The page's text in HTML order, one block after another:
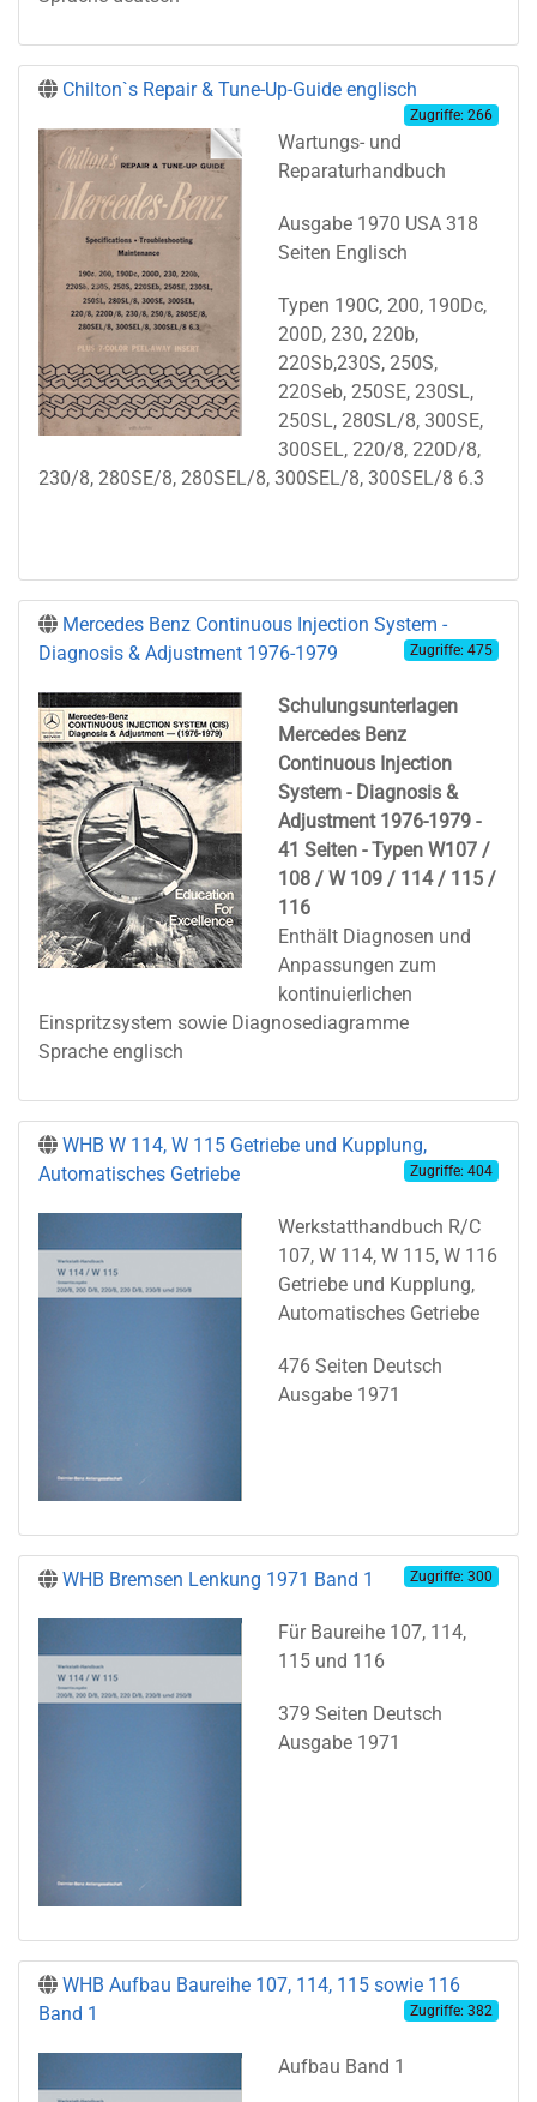
Chilton`s Repair & Tune-Up-Guide englisch
Zugriffe: 266
Wartungs- und
Reparaturhandbuch
Ausgabe 1970 USA 318
Seiten Englisch
Typen 190C, 200, 190Dc,
200D, 230, 220b,
220Sb,230S, 250S,
220Seb, 250SE, 230SL,
250SL, 280SL/8, 300SE,
300SEL, 220/8, 220D/8,
230/8, 280SE/8, 280SEL/8, 300SEL/8, 300SEL/8 6.3
Mercedes Benz Continuous Injection System -
Diagnosis & Adjustment 1976-1979
Zugriffe: 475
Schulungsunterlagen
Mercedes Benz
Continuous Injection
System - Diagnosis &
Adjustment 1976-1979 -
41 Seiten - Typen W107 /
108 / W 109 / 114 / 115 /
116
Enthält Diagnosen und
Anpassungen zum
kontinuierlichen
Einspritzsystem sowie Diagnosediagramme
Sprache englisch
WHB W 114, W 115 Getriebe und Kupplung,
Automatisches Getriebe
Zugriffe: 404
Werkstatthandbuch R/C
107, W 114, W 115, W 116
Getriebe und Kupplung,
Automatisches Getriebe
476 Seiten Deutsch
Ausgabe 1971
WHB Bremsen Lenkung 1971 Band 1 Zugriffe: 300
Für Baureihe 107, 114,
115 und 116
379 Seiten Deutsch
Ausgabe 1971
WHB Aufbau Baureihe 107, 114, 115 sowie 116
Band 1
Zugriffe: 382
Aufbau Band 1